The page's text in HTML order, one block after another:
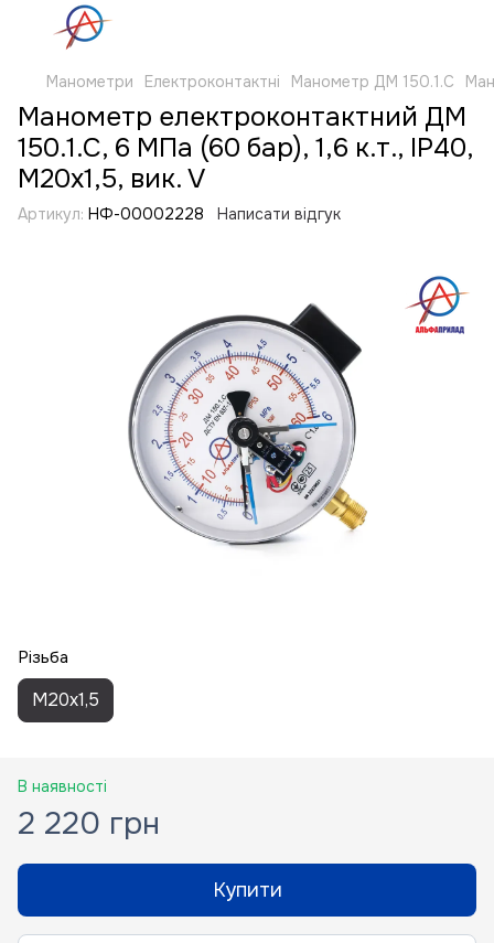
Манометри Електроконтактні Манометр ДМ 150.1.С
Манометр електроконтактний ДМ
150.1.С, 6 МПа (60 бар), 1,6 к.т., IP40,
M20x1,5, вик. V
Артикул: НФ-00002228 Написати відгук
Різьба
M20x1,5
В наявності
2 220 грн
Купити